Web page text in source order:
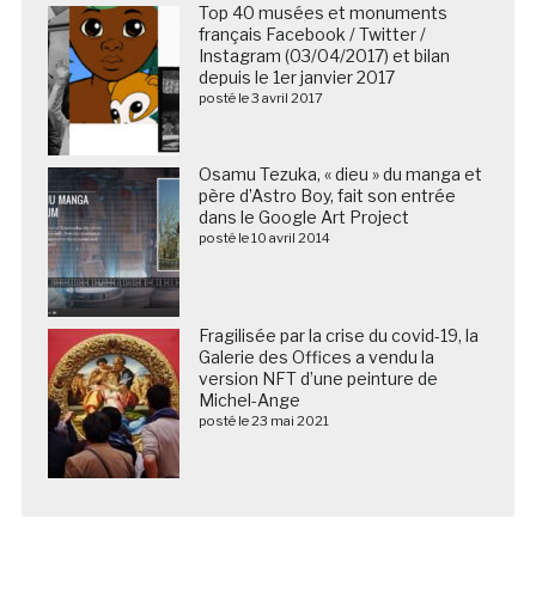
Top 40 musées et monuments
français Facebook / Twitter /
Instagram (03/04/2017) et bilan
depuis le 1er janvier 2017
posté le 3 avril 2017
Osamu Tezuka, « dieu » du manga et
père d’Astro Boy, fait son entrée
dans le Google Art Project
posté le 10 avril 2014
Fragilisée par la crise du covid-19, la
Galerie des Offices a vendu la
version NFT d’une peinture de
Michel-Ange
posté le 23 mai 2021